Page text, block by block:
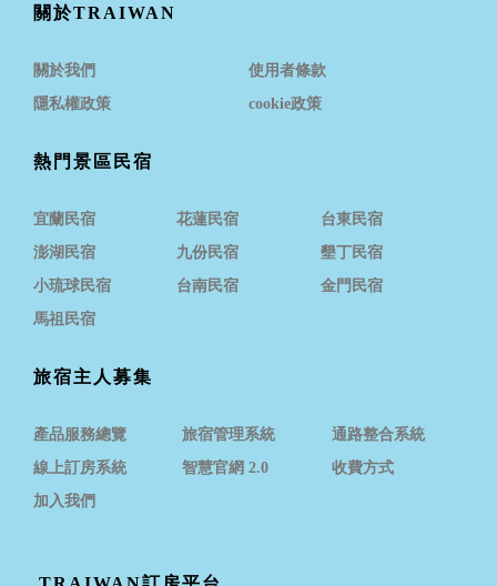
關於TRAIWAN
關於我們
使用者條款
隱私權政策
cookie政策
熱門景區民宿
宜蘭民宿 花蓮民宿
台東民宿
澎湖民宿
九份民宿
墾丁民宿
小琉球民宿
台南民宿
金門民宿
馬祖民宿
旅宿主人募集
產品服務總覽 旅宿管理系統
通路整合系統
線上訂房系統
智慧官網 2.0
收費方式
加入我們